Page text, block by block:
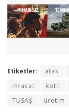
Etiketler: atak
ihracat
kotil
TUSAŞ
üretim